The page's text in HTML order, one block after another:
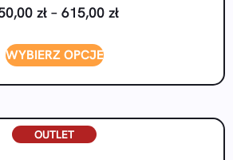
zł – 615,00 zł
WYBIERZ OPCJE
OUTLET